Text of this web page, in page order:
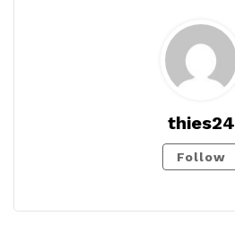
thies24
Follow